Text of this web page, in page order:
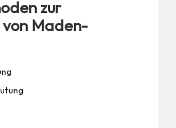
zur
Maden-